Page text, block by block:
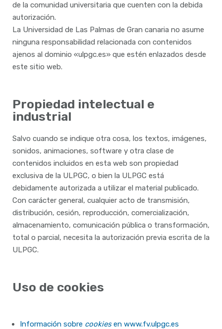
de la comunidad universitaria que cuenten con la debida
autorización.
La Universidad de Las Palmas de Gran canaria no asume
ninguna responsabilidad relacionada con contenidos
ajenos al dominio «ulpgc.es» que estén enlazados desde
este sitio web.
Propiedad intelectual e
industrial
Salvo cuando se indique otra cosa, los textos, imágenes,
sonidos, animaciones, software y otra clase de
contenidos incluidos en esta web son propiedad
exclusiva de la ULPGC, o bien la ULPGC está
debidamente autorizada a utilizar el material publicado.
Con carácter general, cualquier acto de transmisión,
distribución, cesión, reproducción, comercialización,
almacenamiento, comunicación pública o transformación,
total o parcial, necesita la autorización previa escrita de la
ULPGC.
Uso de cookies
Información sobre cookiesen www.fv.ulpgc.es